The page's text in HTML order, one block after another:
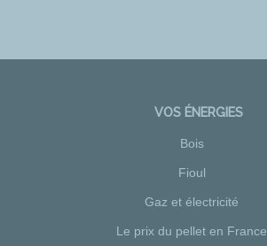
VOS ÉNERGIES
Bois
Fioul
Gaz et électricité
Le prix du pellet en France